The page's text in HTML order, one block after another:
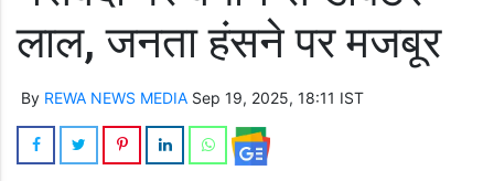
लाल, जनता हंसने पर मजबूर
By REWA NEWS MEDIA Sep 19, 2025, 18:11 IST